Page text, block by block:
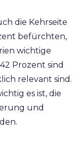
die Kehrseite
befürchten,
wichtige
Prozent sind
relevant sind.
es ist, die
und